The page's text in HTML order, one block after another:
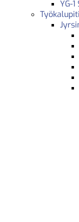
YG-